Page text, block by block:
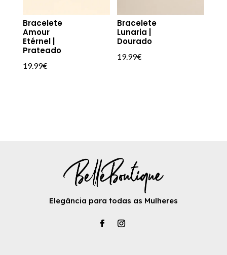
Bracelete
Amour
Etérnel |
Prateado
19.99€
Bracelete
Lunaria |
Dourado
19.99€
Elegância para todas as Mulheres